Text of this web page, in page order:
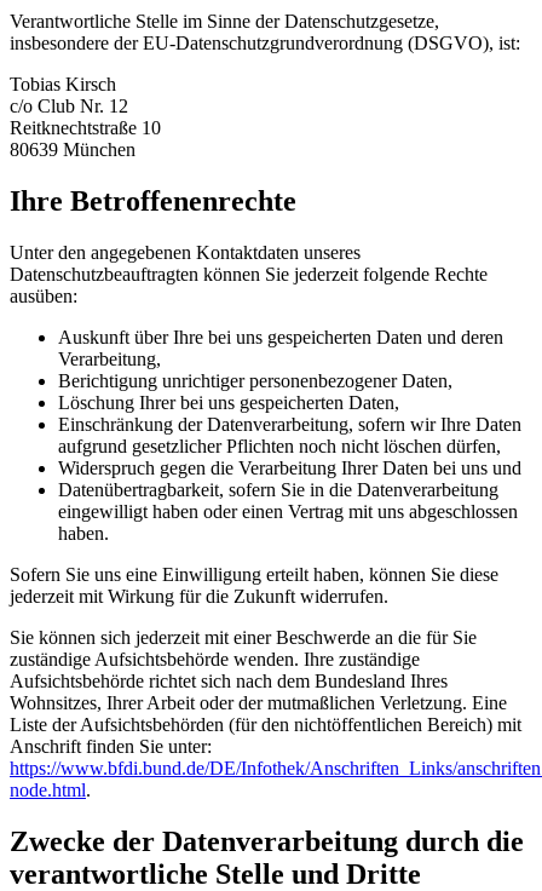
Verantwortliche Stelle im Sinne der Datenschutzgesetze,
insbesondere der EU-Datenschutzgrundverordnung (DSGVO), ist:
Tobias Kirsch
c/o Club Nr. 12
Reitknechtstraße 10
80639 München
Ihre Betroffenenrechte
Unter den angegebenen Kontaktdaten unseres
Datenschutzbeauftragten können Sie jederzeit folgende Rechte
ausüben:
Auskunft über Ihre bei uns gespeicherten Daten und deren
Verarbeitung,
Berichtigung unrichtiger personenbezogener Daten,
Löschung Ihrer bei uns gespeicherten Daten,
Einschränkung der Datenverarbeitung, sofern wir Ihre Daten
aufgrund gesetzlicher Pflichten noch nicht löschen dürfen,
Widerspruch gegen die Verarbeitung Ihrer Daten bei uns und
Datenübertragbarkeit, sofern Sie in die Datenverarbeitung
eingewilligt haben oder einen Vertrag mit uns abgeschlossen
haben.
Sofern Sie uns eine Einwilligung erteilt haben, können Sie diese
jederzeit mit Wirkung für die Zukunft widerrufen.
Sie können sich jederzeit mit einer Beschwerde an die für Sie
zuständige Aufsichtsbehörde wenden. Ihre zuständige
Aufsichtsbehörde richtet sich nach dem Bundesland Ihres
Wohnsitzes, Ihrer Arbeit oder der mutmaßlichen Verletzung. Eine
Liste der Aufsichtsbehörden (für den nichtöffentlichen Bereich) mit
Anschrift finden Sie unter:
https://www.bfdi.bund.de/DE/Infothek/Anschriften_Links/
node.html.
Zwecke der Datenverarbeitung durch die
verantwortliche Stelle und Dritte